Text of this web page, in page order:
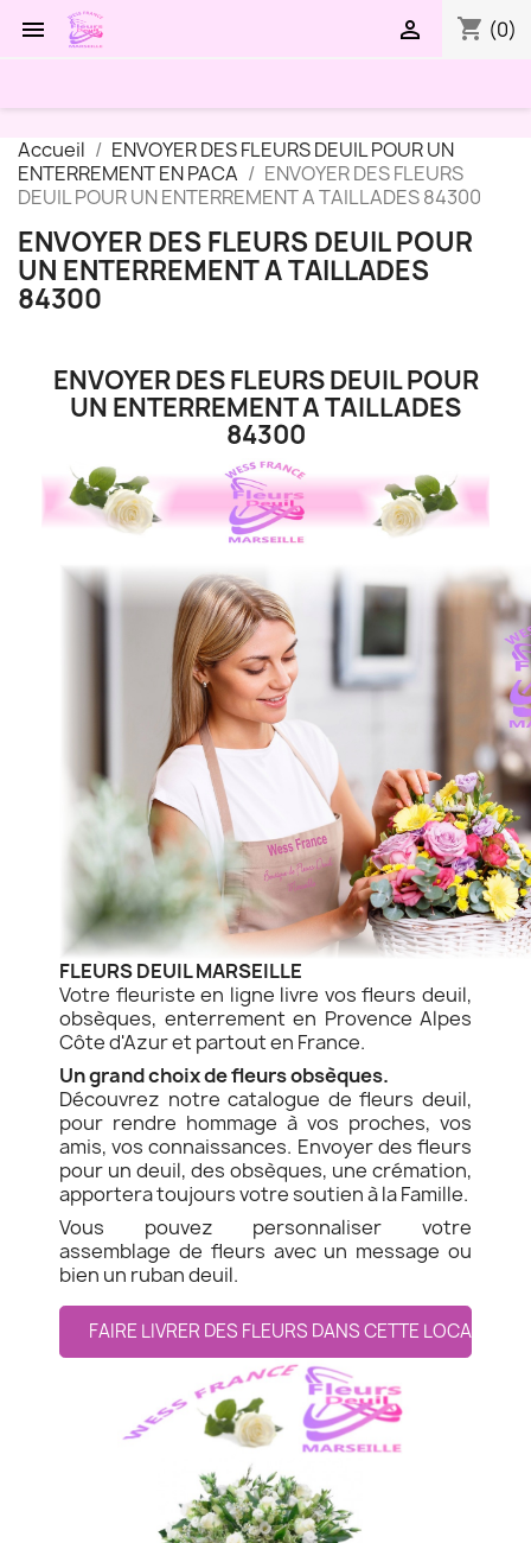
 shopping_cart (0)

Accueil
ENVOYER DES FLEURS DEUIL POUR UN
ENTERREMENT EN PACA
ENVOYER DES FLEURS
DEUIL POUR UN ENTERREMENT A TAILLADES 84300
ENVOYER DES FLEURS DEUIL POUR
UN ENTERREMENT A TAILLADES
84300
ENVOYER DES FLEURS DEUIL POUR
UN ENTERREMENT A TAILLADES
84300
FLEURS DEUIL MARSEILLE
Votre fleuriste en ligne livre vos fleurs deuil,
obsèques, enterrement en Provence Alpes
Côte d'Azur et partout en France.
Un grand choix de fleurs obsèques.
Découvrez notre catalogue de fleurs deuil,
pour rendre hommage à vos proches, vos
amis, vos connaissances. Envoyer des fleurs
pour un deuil, des obsèques, une crémation,
apportera toujours votre soutien à la Famille.
Vous pouvez personnaliser votre
assemblage de fleurs avec un message ou
bien un ruban deuil.
FAIRE LIVRER DES FLEURS DANS CETTE LOCALITE